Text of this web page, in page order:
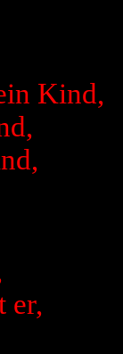
Kind,
er,